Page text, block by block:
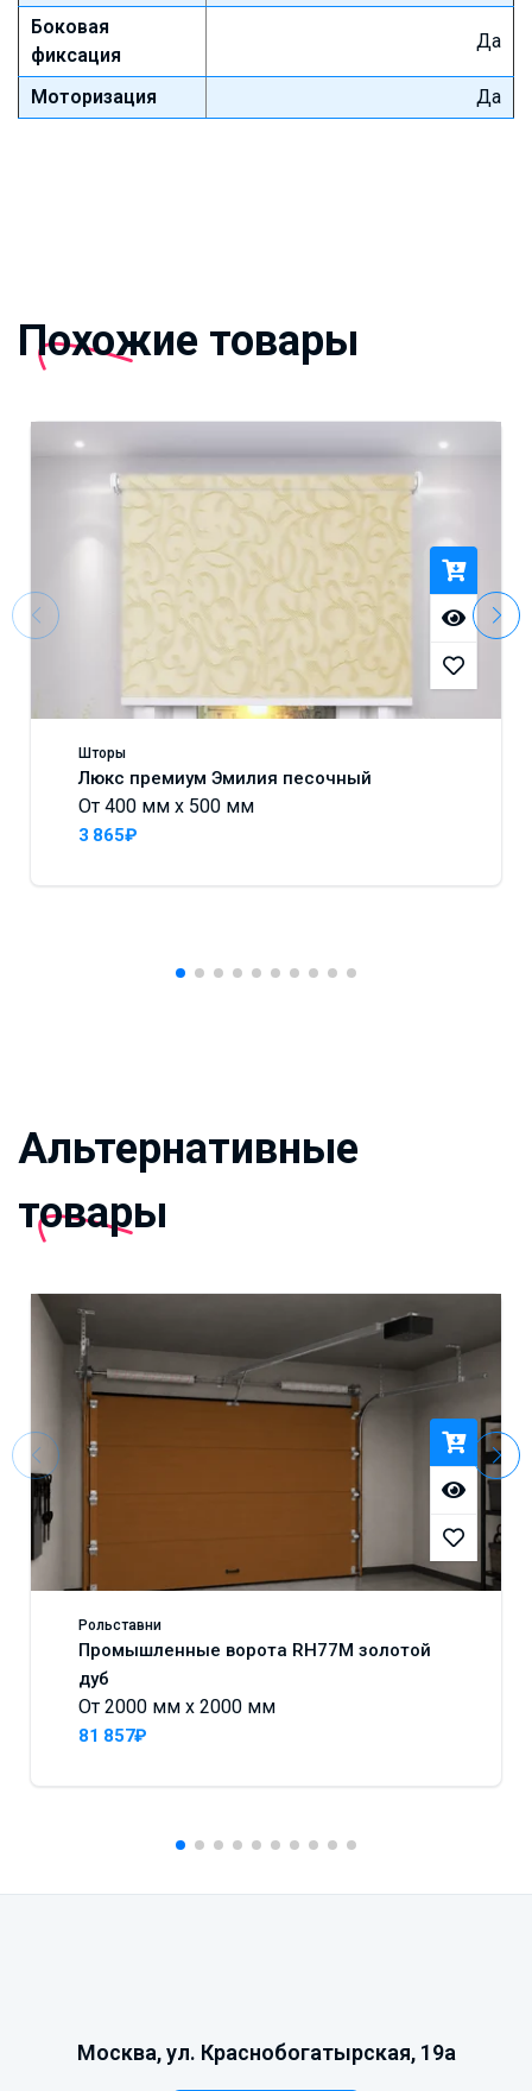
Боковая
фиксация
Да
Моторизация Да
Похожие товары
Шторы
Люкс премиум Эмилия песочный
От 400 мм x 500 мм
3 865₽
Альтернативные
товары
Рольставни
Промышленные ворота RH77M золотой
дуб
От 2000 мм x 2000 мм
81 857₽
Москва, ул. Краснобогатырская, 19а